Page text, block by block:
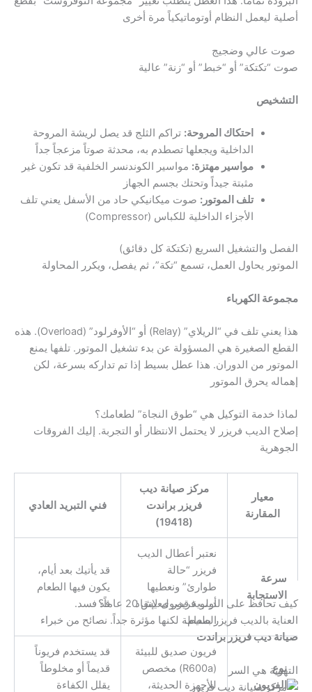
أصلية ليعمل النظام أوتوماتيكياً مرة أخرى
صوت عالي وضجيج
صوت “تكتكة” أو “خبط” أو “زنة” عالية
التشخيص
احتكاك المروحة: تراكم الثلج قد يصل لريشة المروحة
الداخلية ويجعلها تصطدم به، محدثة صوتاً مزعجاً جداً
مواسير مهتزة: مواسير الكوندنسر الخلفية قد تكون غير
مثبتة جيداً وتحتك بجسم الجهاز
تلف الموتور: صوت ميكانيكي حاد من الأسفل يعني تلف
الأجزاء الداخلية للكباس (Compressor)
الفصل والتشغيل السريع (تكتكة كل دقائق)
الموتور يحاول العمل، تسمع “تكة”، ثم يفصل، ويكرر المحاولة
مجموعة الكهرباء
هذا يعني تلف في “الريلاي” (Relay) أو “الأوفرلود” (Overload). هذه
القطع الصغيرة هي المسؤولة عن بدء تشغيل الموتور. تلفها يمنع
الموتور من الدوران. هذا عطل بسيط إذا تم تداركه بسرعة، لكن
إهماله يحرق الموتور
لماذا خدمة التوكيل هي “طوق النجاة” لطعامك؟
إصلاح الديب فريزر لا يحتمل الانتظار أو التجربة. إليك الفروقات
الجوهرية
معيار
المقارنة
مركز صيانة ديب
فريزر براندت
(19418)
فني التبريد العادي
سرعة
الاستجابة
نعتبر أعطال الديب
فريزر “حالة
طوارئ” ونعطيها
أولوية قصوى لإنقاذ
الطعام.
قد يأتيك بعد أيام،
يكون فيها الطعام
قد فسد.
نوع
الفريون
فريون صديق للبيئة
(R600a) مخصص
للأجهزة الحديثة،
قد يستخدم فريوناً
قديماً أو مخلوطاً
يقلل الكفاءة
كيف تحافظ على الديب فريزر ليعيش 20 عاماً؟
العناية بالديب فريزر بسيطة لكنها مؤثرة جداً. نصائح من خبراء
صيانة ديب فريزر براندت
التهوية هي السر